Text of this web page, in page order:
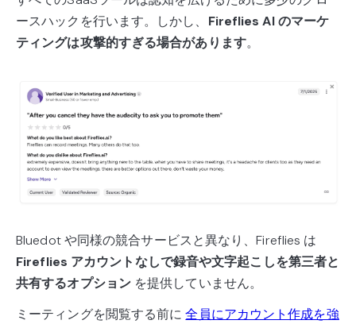
ースハックを行います。しかし、 Fireflies AI のマーケ
ティングは攻撃的すぎる場合があります。
Bluedot や同様の競合サービスと異なり、Fireflies は
Fireflies アカウントなしで録音や文字起こしを第三者と
共有するオプションを提供していません。
ミーティングを閲覧する前に全員にアカウント作成を強